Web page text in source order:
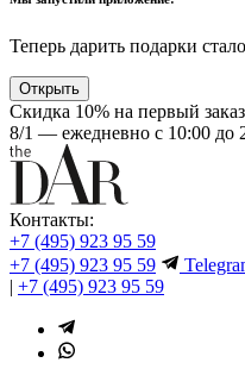
Теперь дарить подарки
Открыть
Скидка 10% на первый
8/1 — ежедневно с 10:00 до
Контакты:
+7 (495) 923 95 59
+7 (495) 923 95 59
| +7 (495) 923 95 59